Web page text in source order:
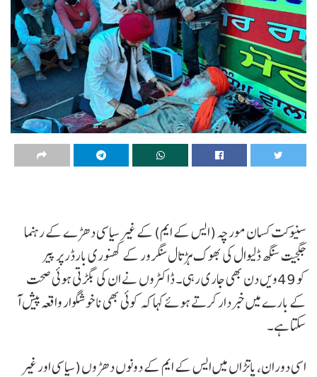
سنیوکت کسان مورچہ (ایس کے ایم) کے غیر سیاسی دھڑے کے رہنما
جگجیت سنگھ ڈلیوال کی بھوک ہڑتال سنگرور کے کھنوری بارڈر پر پیر
کو 49ویں دن بھی جاری رہی۔ ڈاکٹروں نے ان کی بگڑتی ہوئی صحت
کے بارے میں خبردار کرتے ہوئے کہا کہ کوئی بھی ناخوشگوار واقعہ پیش آ
سکتا ہے۔
اسی دوران، پاتڑاں میں ایس کے ایم کے دونوں دھڑوں (سیاسی اور غیر